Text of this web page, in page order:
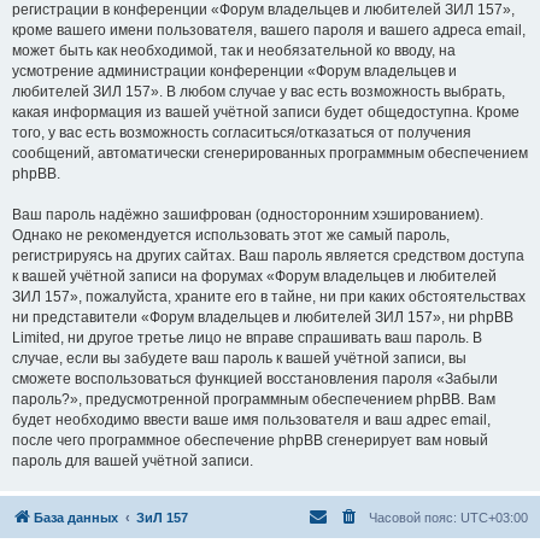
регистрации в конференции «Форум владельцев и любителей ЗИЛ 157»,
кроме вашего имени пользователя, вашего пароля и вашего адреса email,
может быть как необходимой, так и необязательной ко вводу, на
усмотрение администрации конференции «Форум владельцев и
любителей ЗИЛ 157». В любом случае у вас есть возможность выбрать,
какая информация из вашей учётной записи будет общедоступна. Кроме
того, у вас есть возможность согласиться/отказаться от получения
сообщений, автоматически сгенерированных программным обеспечением
phpBB.
Ваш пароль надёжно зашифрован (односторонним хэшированием).
Однако не рекомендуется использовать этот же самый пароль,
регистрируясь на других сайтах. Ваш пароль является средством доступа
к вашей учётной записи на форумах «Форум владельцев и любителей
ЗИЛ 157», пожалуйста, храните его в тайне, ни при каких обстоятельствах
ни представители «Форум владельцев и любителей ЗИЛ 157», ни phpBB
Limited, ни другое третье лицо не вправе спрашивать ваш пароль. В
случае, если вы забудете ваш пароль к вашей учётной записи, вы
сможете воспользоваться функцией восстановления пароля «Забыли
пароль?», предусмотренной программным обеспечением phpBB. Вам
будет необходимо ввести ваше имя пользователя и ваш адрес email,
после чего программное обеспечение phpBB сгенерирует вам новый
пароль для вашей учётной записи.
База данных ЗиЛ 157 Часовой пояс: UTC+03:00